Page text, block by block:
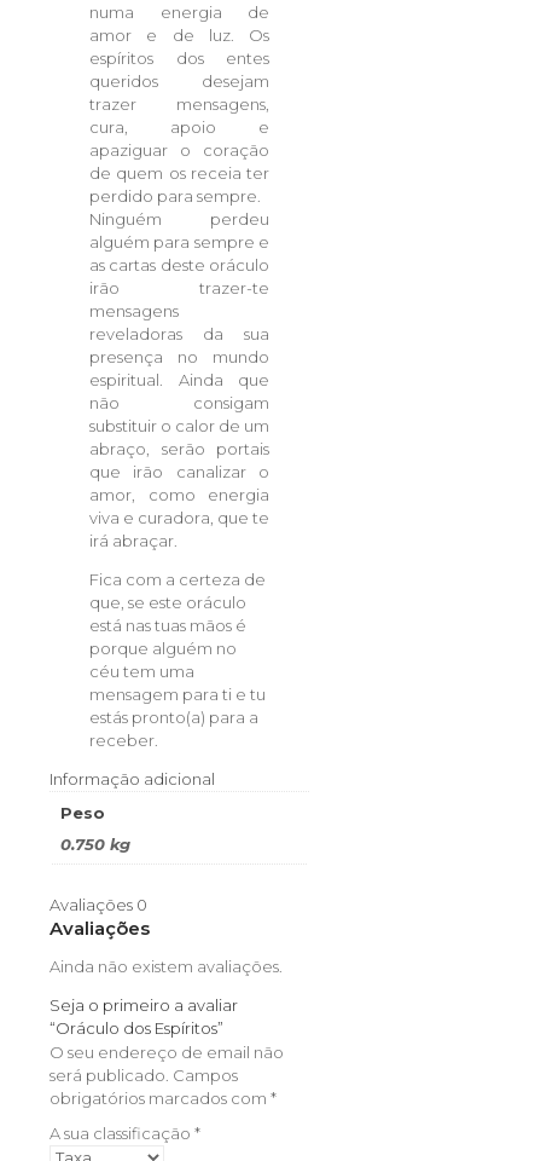
numa energia de
amor e de luz. Os
espíritos dos entes
queridos desejam
trazer mensagens,
cura, apoio e
apaziguar o coração
de quem os receia ter
perdido para sempre.
Ninguém perdeu
alguém para sempre e
as cartas deste oráculo
irão trazer-te
mensagens
reveladoras da sua
presença no mundo
espiritual. Ainda que
não consigam
substituir o calor de um
abraço, serão portais
que irão canalizar o
amor, como energia
viva e curadora, que te
irá abraçar.
Fica com a certeza de
que, se este oráculo
está nas tuas mãos é
porque alguém no
céu tem uma
mensagem para ti e tu
estás pronto(a) para a
receber.
Informação adicional
Peso
0.750 kg
Avaliações 0
Avaliações
Ainda não existem avaliações.
Seja o primeiro a avaliar
“Oráculo dos Espíritos”
O seu endereço de email não
será publicado. Campos
obrigatórios marcados com *
A sua classificação *